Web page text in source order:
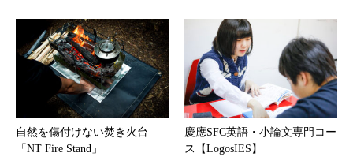
自然を傷付けない焚き⽕台
「NT Fire Stand」
慶應SFC英語・小論文専門コー
ス【LogosIES】